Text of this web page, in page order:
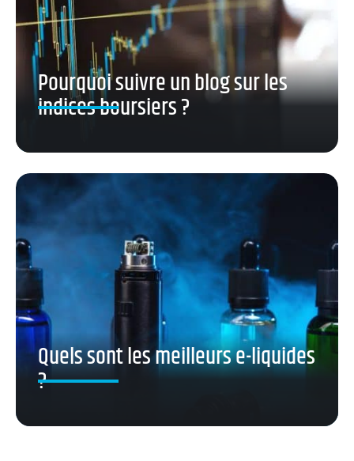
Pourquoi suivre un blog sur les
indices boursiers ?
Quels sont les meilleurs e-liquides
?